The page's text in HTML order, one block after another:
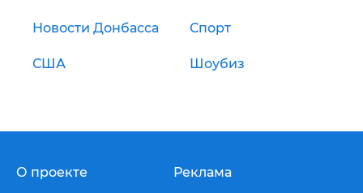
Новости Донбасса Спорт
США Шоубиз
О проекте Реклама